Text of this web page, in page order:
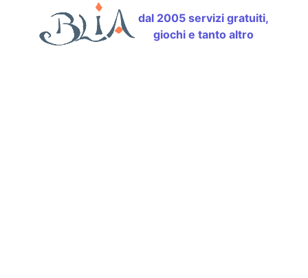
dal 2005 servizi gratuiti,
giochi e tanto altro